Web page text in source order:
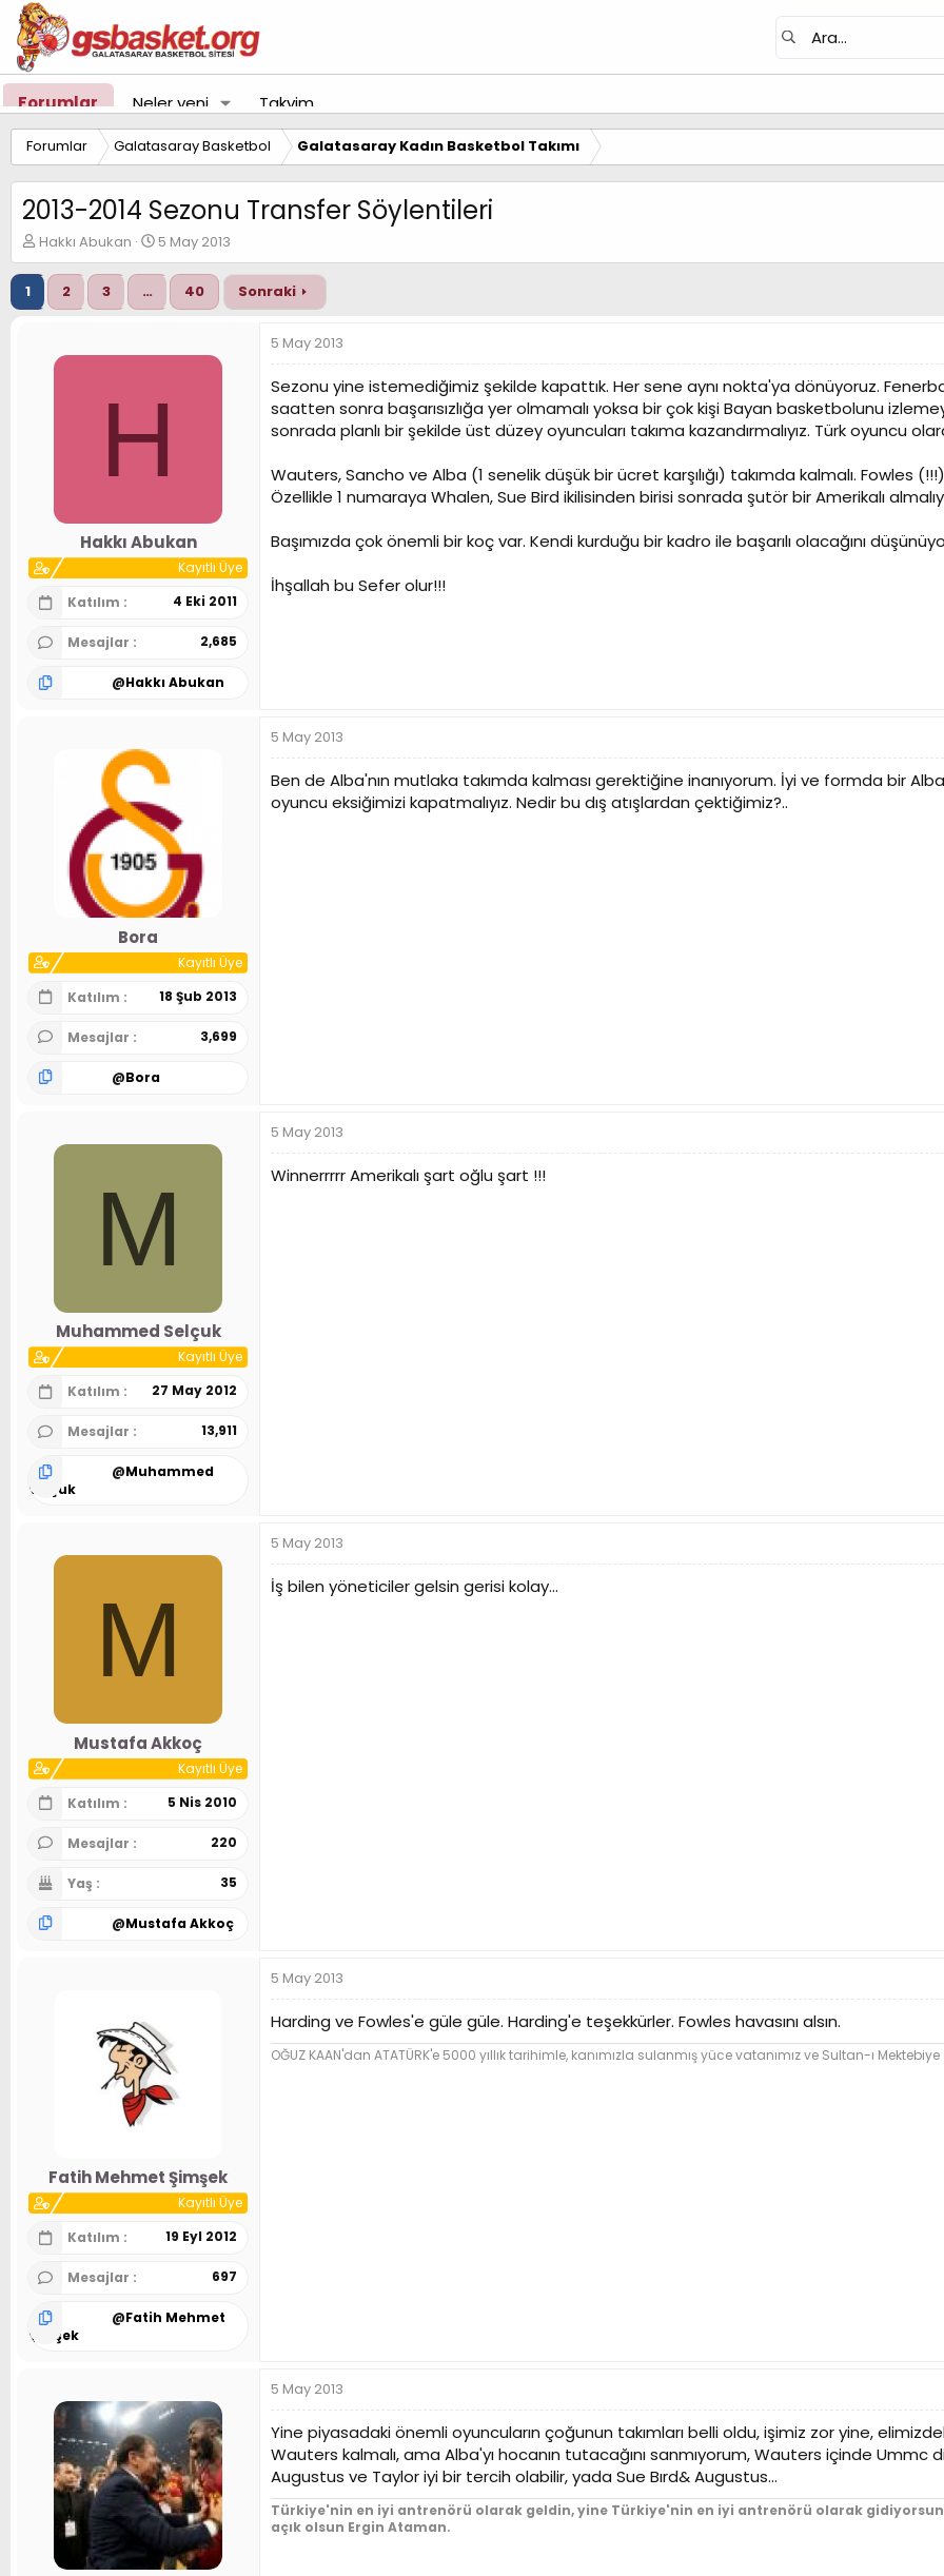
Forumlar Neler yeni Takvim
Forumlar Galatasaray Basketbol Galatasaray Kadın Basketbol Takımı
2013-2014 Sezonu Transfer Söylentileri
K
o
n
u
y
Hakkı Abukan
B
a
ş
a
g
a
r
5 May 2013
1 2 3 … 40 Sonraki
H
Hakkı Abukan
Kayıtlı Üye
Katılım
4 Eki 2011
Mesajlar 2,685
@Hakkı Abukan
5 May 2013
Sezonu yine istemediğimiz şekilde kapattık. Her sene aynı nokta'ya dönüyoruz.
saatten sonra başarısızlığa yer olmamalı yoksa bir çok kişi Bayan basketbolunu
sonrada planlı bir şekilde üst düzey oyuncuları takıma kazandırmalıyız. Türk oyuncu
Wauters, Sancho ve Alba (1 senelik düşük bir ücret karşılığı) takımda kalmalı. Fowles
Özellikle 1 numaraya Whalen, Sue Bird ikilisinden birisi sonrada şutör bir Amerikalı
Başımızda çok önemli bir koç var. Kendi kurduğu bir kadro ile başarılı olacağını
İhşallah bu Sefer olur!!!
Bora
Kayıtlı Üye
Katılım
18 Şub 2013
Mesajlar 3,699
@Bora
5 May 2013
Ben de Alba'nın mutlaka takımda kalması gerektiğine inanıyorum. İyi ve formda bir
oyuncu eksiğimizi kapatmalıyız. Nedir bu dış atışlardan çektiğimiz?..
M
Muhammed Selçuk
Kayıtlı Üye
Katılım
27 May 2012
Mesajlar 13,911
@Muhammed
Selçuk
5 May 2013
Winnerrrrr Amerikalı şart oğlu şart !!!
M
Mustafa Akkoç
Kayıtlı Üye
Katılım
5 Nis 2010
Mesajlar 220
Yaş 35
@Mustafa Akkoç
5 May 2013
İş bilen yöneticiler gelsin gerisi kolay...
Fatih Mehmet Şimşek
Kayıtlı Üye
Katılım
19 Eyl 2012
Mesajlar 697
@Fatih Mehmet
Şimşek
5 May 2013
Harding ve Fowles'e güle güle. Harding'e teşekkürler. Fowles havasını alsın.
OĞUZ KAAN'dan ATATÜRK'e 5000 yıllık tarihimle, kanımızla sulanmış yüce vatanımız ve Sultan-ı Mektebiye
5 May 2013
Yine piyasadaki önemli oyuncuların çoğunun takımları belli oldu, işimiz zor yine,
Wauters kalmalı, ama Alba'yı hocanın tutacağını sanmıyorum, Wauters içinde Ummc
Augustus ve Taylor iyi bir tercih olabilir, yada Sue Bırd& Augustus...
Türkiye'nin en iyi antrenörü olarak geldin, yine Türkiye'nin en iyi antrenörü olarak
açık olsun Ergin Ataman.